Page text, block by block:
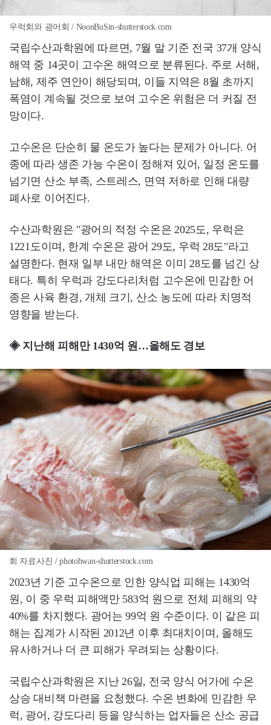
우럭회와 광어회 / NoonBuSin-shutterstock.com
국립수산과학원에 따르면, 7월 말 기준 전국 37개 양식
해역 중 14곳이 고수온 해역으로 분류된다. 주로 서해,
남해, 제주 연안이 해당되며, 이들 지역은 8월 초까지
폭염이 계속될 것으로 보여 고수온 위험은 더 커질 전
망이다.
고수온은 단순히 물 온도가 높다는 문제가 아니다. 어
종에 따라 생존 가능 수온이 정해져 있어, 일정 온도를
넘기면 산소 부족, 스트레스, 면역 저하로 인해 대량
폐사로 이어진다.
수산과학원은 "광어의 적정 수온은 2025도, 우럭은
1221도이며, 한계 수온은 광어 29도, 우럭 28도"라고
설명한다. 현재 일부 내만 해역은 이미 28도를 넘긴 상
태다. 특히 우럭과 강도다리처럼 고수온에 민감한 어
종은 사육 환경, 개체 크기, 산소 농도에 따라 치명적
영향을 받는다.
◈ 지난해 피해만 1430억 원…올해도 경보
회 자료사진 / photohwan-shutterstock.com
2023년 기준 고수온으로 인한 양식업 피해는 1430억
원, 이 중 우럭 피해액만 583억 원으로 전체 피해의 약
40%를 차지했다. 광어는 99억 원 수준이다. 이 같은 피
해는 집계가 시작된 2012년 이후 최대치이며, 올해도
유사하거나 더 큰 피해가 우려되는 상황이다.
국립수산과학원은 지난 26일, 전국 양식 어가에 수온
상승 대비책 마련을 요청했다. 수온 변화에 민감한 우
럭, 광어, 강도다리 등을 양식하는 업자들은 산소 공급